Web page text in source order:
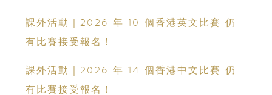
課外活動｜2026 年 10 個香港英文比賽 仍
有比賽接受報名！
課外活動｜2026 年 14 個香港中文比賽 仍
有比賽接受報名！